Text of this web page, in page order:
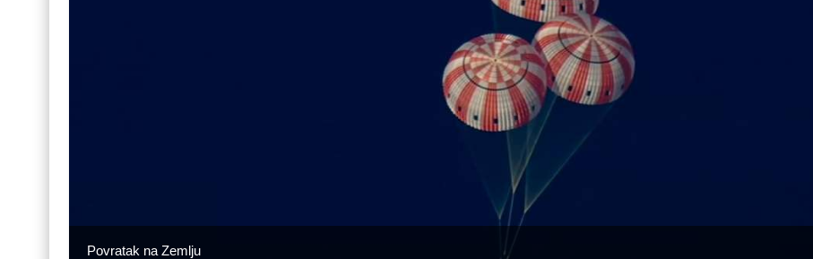
Povratak na Zemlju